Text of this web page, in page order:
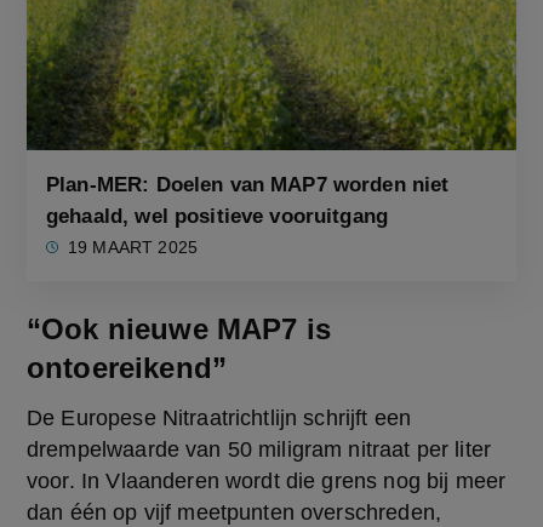
Plan-MER: Doelen van MAP7 worden niet
gehaald, wel positieve vooruitgang
19 MAART 2025
“Ook nieuwe MAP7 is
ontoereikend”
De Europese Nitraatrichtlijn schrijft een
drempelwaarde van 50 miligram nitraat per liter
voor. In Vlaanderen wordt die grens nog bij meer
dan één op vijf meetpunten overschreden,